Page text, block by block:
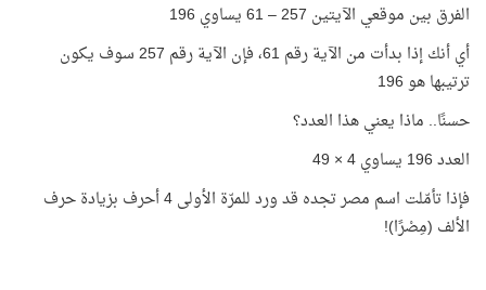
الفرق بين موقعي الآيتين 257 – 61 يساوي 196
أي أنك إذا بدأت من الآية رقم 61، فإن الآية رقم 257 سوف يكون
ترتيبها هو 196
حسنًا.. ماذا يعني هذا العدد؟
العدد 196 يساوي 4 × 49
فإذا تأمّلت اسم مصر تجده قد ورد للمرّة الأولى 4 أحرف بزيادة حرف
الألف (مِصْرًا)!